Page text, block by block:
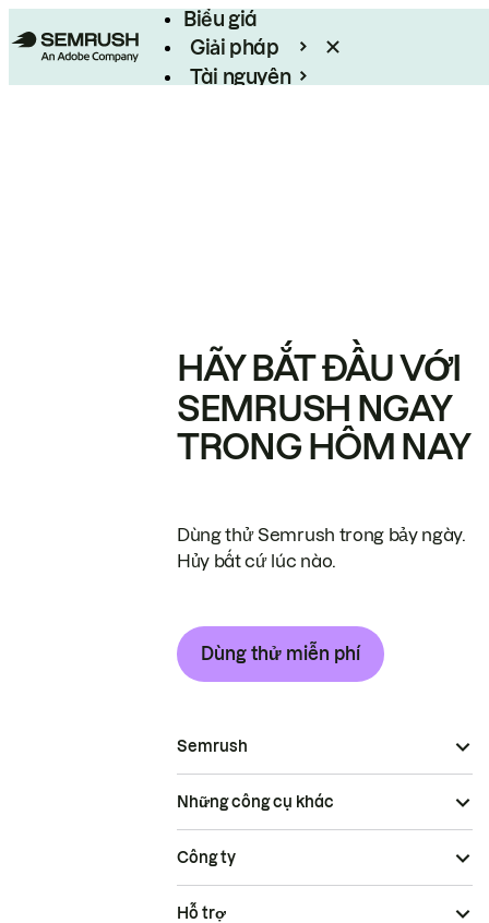
Biểu giá
Giải pháp
Tài nguyên
HÃY BẮT ĐẦU VỚI
SEMRUSH NGAY
TRONG HÔM NAY
Dùng thử Semrush trong bảy ngày.
Hủy bất cứ lúc nào.
Dùng thử miễn phí
Semrush
Những công cụ khác
Công ty
Hỗ trợ